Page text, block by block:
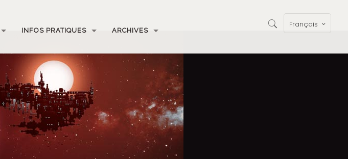
INFOS PRATIQUES ARCHIVES
Français